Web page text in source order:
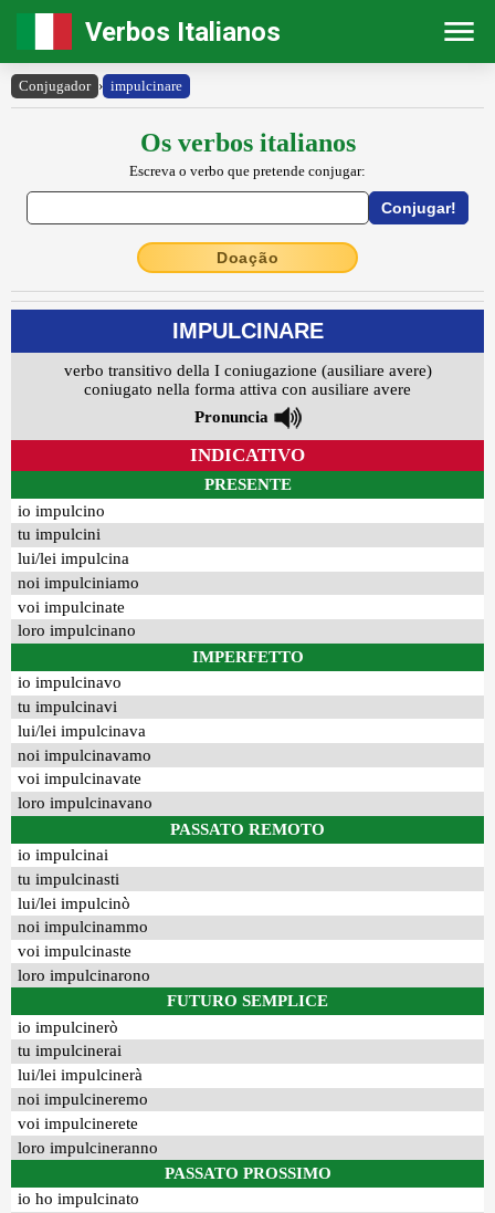
Verbos Italianos
Conjugador › impulcinare
Os verbos italianos
Escreva o verbo que pretende conjugar:
Doação
IMPULCINARE
verbo transitivo della I coniugazione (ausiliare avere)
coniugato nella forma attiva con ausiliare avere
Pronuncia
INDICATIVO
PRESENTE
io impulcino
tu impulcini
lui/lei impulcina
noi impulciniamo
voi impulcinate
loro impulcinano
IMPERFETTO
io impulcinavo
tu impulcinavi
lui/lei impulcinava
noi impulcinavamo
voi impulcinavate
loro impulcinavano
PASSATO REMOTO
io impulcinai
tu impulcinasti
lui/lei impulcinò
noi impulcinammo
voi impulcinaste
loro impulcinarono
FUTURO SEMPLICE
io impulcinerò
tu impulcinerai
lui/lei impulcinerà
noi impulcineremo
voi impulcinerete
loro impulcineranno
PASSATO PROSSIMO
io ho impulcinato